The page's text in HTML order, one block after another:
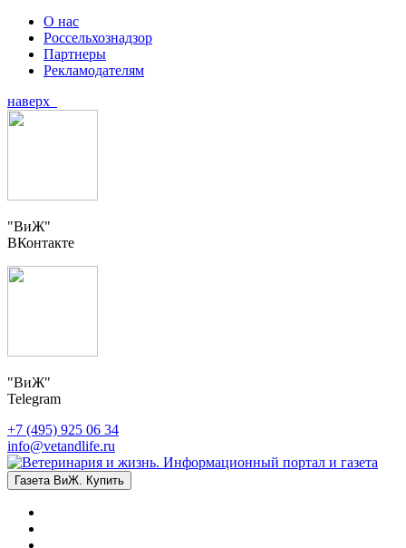
О нас
Россельхознадзор
Партнеры
Рекламодателям
наверх
"ВиЖ"
ВКонтакте
"ВиЖ"
Telegram
+7 (495) 925 06 34
info@vetandlife.ru
Газета ВиЖ. Купить